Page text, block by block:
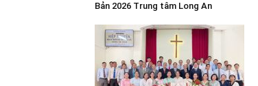
Bản 2026 Trung tâm Long An